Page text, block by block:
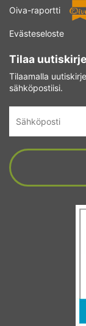
Oiva-raportti
Evästeseloste
Tilaa uutiskirje
Tilaamalla
sähköpostiisi.